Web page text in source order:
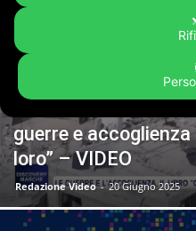
guerre e accoglienza
loro” – VIDEO
Redazione Video - 20 Giugno 2025